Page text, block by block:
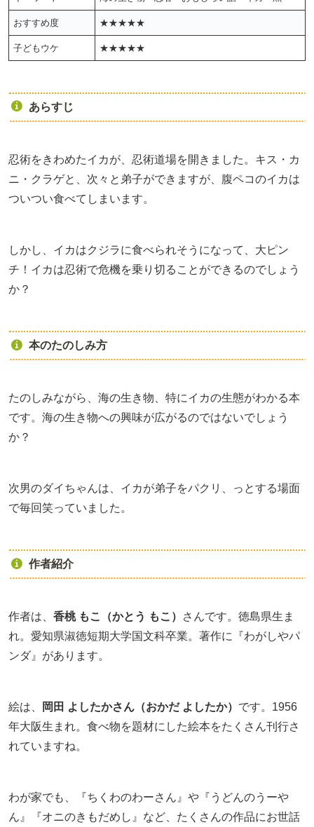
おすすめ度 ★★★★★
子どもウケ ★★★★★
あらすじ
忍術をきわめたイカが、忍術道場を開きました。キス・カ
ニ・クラゲと、次々と弟子ができますが、腹ペコのイカは
ついつい食べてしまいます。
しかし、イカはクジラに食べられそうになって、大ピン
チ！イカは忍術で危機を乗り切ることができるのでしょう
か？
本のたのしみ方
たのしみながら、海の生き物、特にイカの生態がわかる本
です。海の生き物への興味が広がるのではないでしょう
か？
次男のダイちゃんは、イカが弟子をパクリ、っとする場面
で毎回笑っていました。
作者紹介
作者は、 香桃 もこ（かとう もこ）
さんです。徳島県生ま
れ。愛知県淑徳短期大学国文科卒業。著作に『わがしやパ
ンダ』があります。
絵は、 岡田 よしたかさん（おかだ よしたか） です。1956
年大阪生まれ。食べ物を題材にした絵本をたくさん刊行さ
れていますね。
わが家でも、『ちくわのわーさん』や『うどんのうーや
ん』『オニのきもだめし』など、たくさんの作品にお世話